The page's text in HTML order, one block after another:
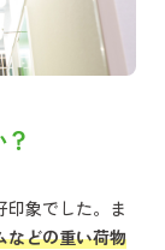
印象でした。ま
などの重い荷物